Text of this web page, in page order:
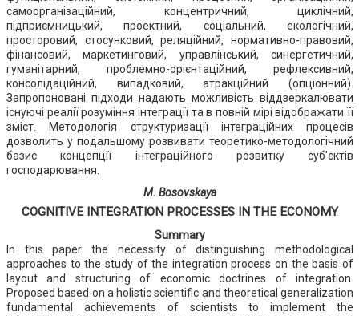
самоорганізаційний, концентричний, циклічний,
підприємницький, проектний, соціальний, екологічний,
просторовий, стосунковий, реляційний, нормативно-правовий,
фінансовий, маркетинговий, управлінський, синергетичний,
гуманітарний, проблемно-орієнтаційний, рефлексивний,
консолідаційний, випадковий, атракційний (опціонний).
Запропоновані підходи надають можливість віддзеркалювати
існуючі реалії розуміння інтеграції та в повній мірі відображати її
зміст. Методологія структуризації інтеграційних процесів
дозволить у подальшому розвивати теоретико-методологічний
базис концепції інтеграційного розвитку суб'єктів
господарювання.
M. Bosovskaya
COGNITIVE INTEGRATION PROCESSES IN THE ECONOMY
Summary
In this paper the necessity of distinguishing methodological
approaches to the study of the integration process on the basis of
layout and structuring of economic doctrines of integration.
Proposed based on a holistic scientific and theoretical generalization
fundamental achievements of scientists to implement the